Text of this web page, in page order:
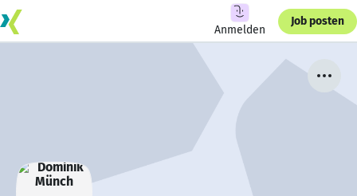
Anmelden
Job posten